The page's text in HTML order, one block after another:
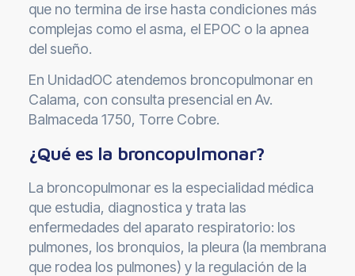
que no termina de irse hasta condiciones más
complejas como el asma, el EPOC o la apnea
del sueño.
En UnidadOC atendemos broncopulmonar en
Calama, con consulta presencial en Av.
Balmaceda 1750, Torre Cobre.
¿Qué es la broncopulmonar?
La broncopulmonar es la especialidad médica
que estudia, diagnostica y trata las
enfermedades del aparato respiratorio: los
pulmones, los bronquios, la pleura (la membrana
que rodea los pulmones) y la regulación de la